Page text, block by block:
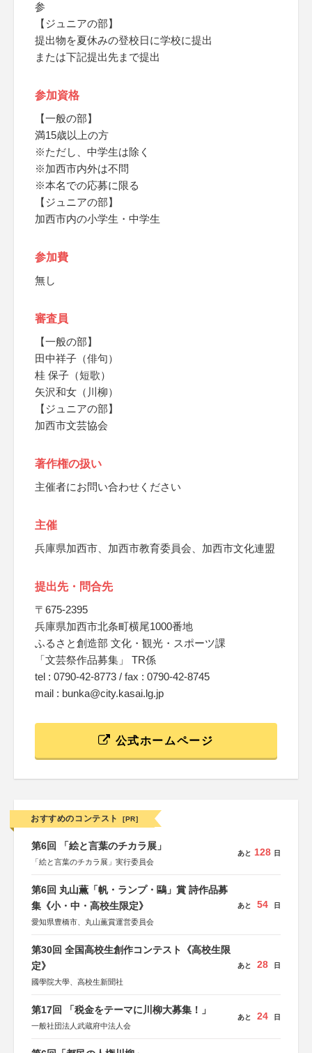
参
【ジュニアの部】
提出物を夏休みの登校日に学校に提出
または下記提出先まで提出
参加資格
【一般の部】
満15歳以上の方
※ただし、中学生は除く
※加西市内外は不問
※本名での応募に限る
【ジュニアの部】
加西市内の小学生・中学生
参加費
無し
審査員
【一般の部】
田中祥子（俳句）
桂 保子（短歌）
矢沢和女（川柳）
【ジュニアの部】
加西市文芸協会
著作権の扱い
主催者にお問い合わせください
主催
兵庫県加西市、加西市教育委員会、加西市文化連盟
提出先・問合先
〒675-2395
兵庫県加西市北条町横尾1000番地
ふるさと創造部 文化・観光・スポーツ課
「文芸祭作品募集」 TR係
tel : 0790-42-8773 / fax : 0790-42-8745
mail : bunka@city.kasai.lg.jp
公式ホームページ
おすすめのコンテスト [PR]
第6回 「絵と言葉のチカラ展」
「絵と言葉のチカラ展」実行委員会
あと 128 日
第6回 丸山薫「帆・ランプ・鷗」賞 詩作品募
集《小・中・高校生限定》
愛知県豊橋市、丸山薫賞運営委員会
あと 54 日
第30回 全国高校生創作コンテスト《高校生限
定》
國學院大學、高校生新聞社
あと 28 日
第17回 「税金をテーマに川柳大募集！」
一般社団法人武蔵府中法人会
あと 24 日